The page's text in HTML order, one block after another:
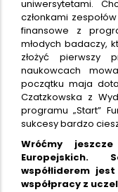
uniwersytetami.
członkami
finansowe z
młodych badaczy,
złożyć pierwszy
naukowcach
początku maja
Czatzkowska z
programu „Start”
sukcesy bardzo
Wróćmy
Europejskich.
współliderem
współpracy z